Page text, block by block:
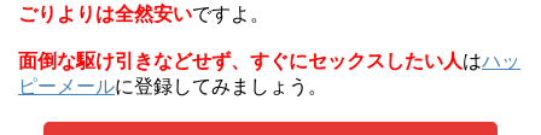
ごりよりは全然安いですよ。
面倒な駆け引きなどせず、すぐにセックスしたい人はハッ
ピーメールに登録してみましょう。